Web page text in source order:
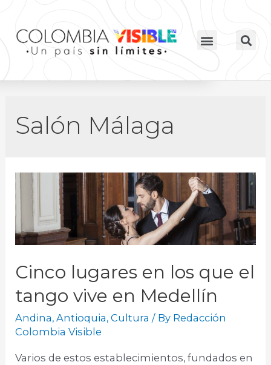
Salón Málaga
Cinco lugares en los que el
tango vive en Medellín
Andina,Antioquia,Cultura / By Redacción
Colombia Visible
Varios de estos establecimientos, fundados en